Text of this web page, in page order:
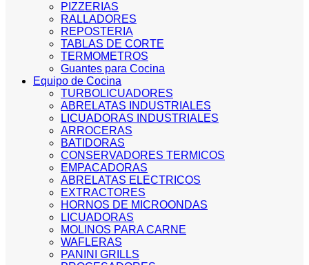
PIZZERIAS
RALLADORES
REPOSTERIA
TABLAS DE CORTE
TERMOMETROS
Guantes para Cocina
Equipo de Cocina
TURBOLICUADORES
ABRELATAS INDUSTRIALES
LICUADORAS INDUSTRIALES
ARROCERAS
BATIDORAS
CONSERVADORES TERMICOS
EMPACADORAS
ABRELATAS ELECTRICOS
EXTRACTORES
HORNOS DE MICROONDAS
LICUADORAS
MOLINOS PARA CARNE
WAFLERAS
PANINI GRILLS